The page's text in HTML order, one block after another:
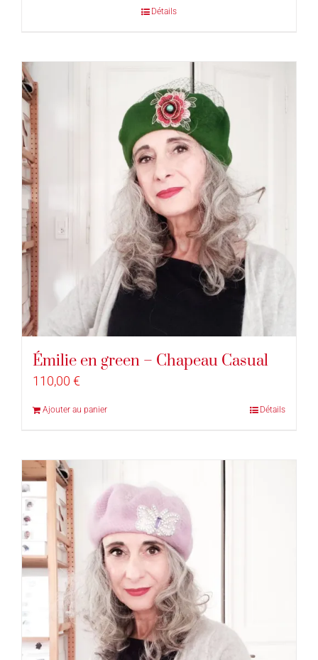
Détails
Émilie en green – Chapeau Casual
110,00 €
Ajouter au panier Détails